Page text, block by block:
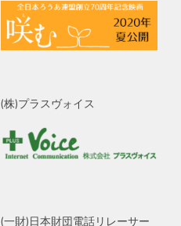
(株)プラスヴォイス
(一財)日本財団電話リレーサー